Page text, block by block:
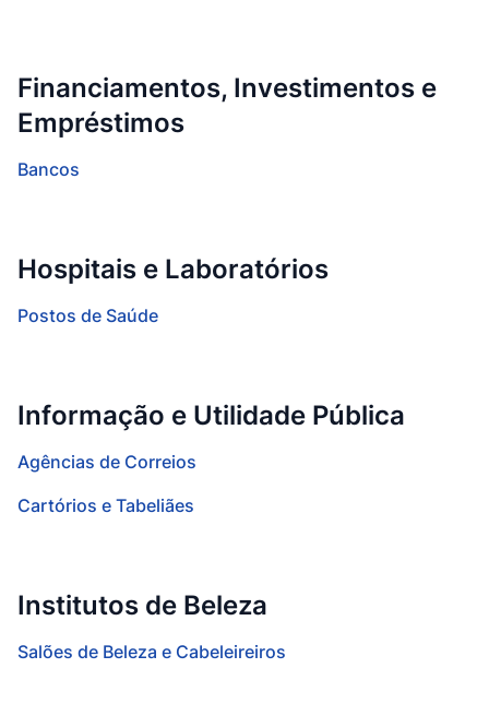
Financiamentos, Investimentos e
Empréstimos
Bancos
Hospitais e Laboratórios
Postos de Saúde
Informação e Utilidade Pública
Agências de Correios
Cartórios e Tabeliães
Institutos de Beleza
Salões de Beleza e Cabeleireiros